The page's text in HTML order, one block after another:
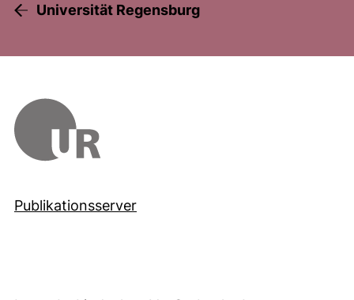
Universität Regensburg
Publikationsserver